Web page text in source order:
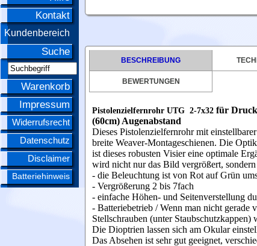
Kontakt
Kundenbereich
Suche
Warenkorb
Impressum
Widerrufsrecht
Datenschutz
Disclaimer
Batteriehinweis
BESCHREIBUNG
BEWERTUNGEN
Pistolenzielfernrohr UTG 2-7x32 für
(60cm) Augenabstand
Dieses Pistolenzielfernrohr mit
breite Weaver-Montageschienen. Die
ist dieses robusten Visier eine optimale
wird nicht nur das Bild vergrößert,
- die Beleuchtung ist von Rot auf Grün
- Vergrößerung 2 bis 7fach
- einfache Höhen- und Seitenverstellung
- Batteriebetrieb / Wenn man nicht gerade
Stellschrauben (unter
Die Dioptrien lassen sich am Okular
Das Absehen ist sehr gut geeignet,